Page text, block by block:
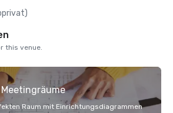
this venue.
Raum mit Einrichtungsdiagrammen